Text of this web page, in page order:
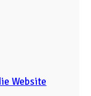
Website